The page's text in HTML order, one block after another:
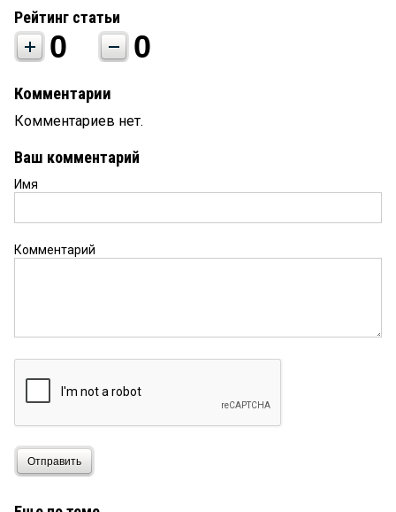
Рейтинг статьи
0 0
Комментарии
Комментариев нет.
Ваш комментарий
Имя
Комментарий
Отправить